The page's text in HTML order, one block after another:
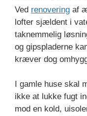
Ved renovering af
lofter sjældent i
taknemmelig
og gipspladerne
kræver dog
I gamle huse skal
ikke at lukke fugt
mod en kold,